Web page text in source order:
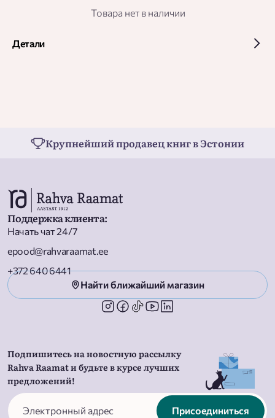
Товара нет в наличии
Детали
Крупнейший продавец книг в Эстонии
Поддержка клиента:
Начать чат 24/7
epood@rahvaraamat.ee
+372 640 6441
Найти ближайший магазин
Подпишитесь на новостную рассылку
Rahva Raamat и будьте в курсе лучших
предложений!
Присоединиться